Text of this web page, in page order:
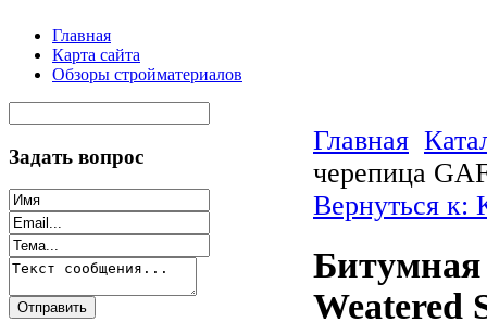
Главная
Карта сайта
Обзоры стройматериалов
Задать вопрос
Главная
черепица
Вернуться к:
Битумная
Weatered